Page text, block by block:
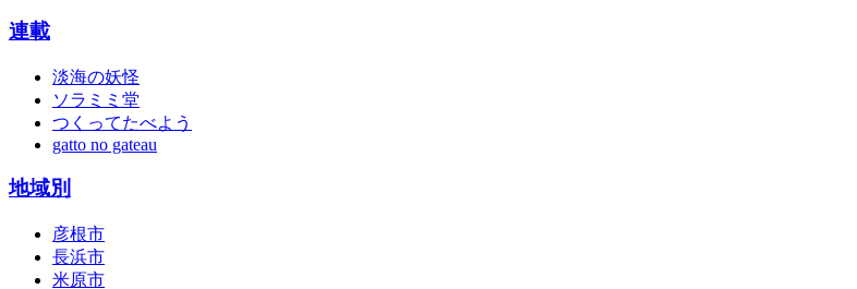
連載
淡海の妖怪
ソラミミ堂
つくってたべよう
gatto no gateau
地域別
彦根市
長浜市
米原市